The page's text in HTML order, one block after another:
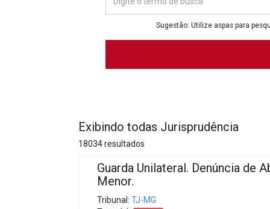
Sugestão: Utilize aspas para
Exibindo todas Jurisprudência
18034 resultados
Guarda Unilateral. Denúncia de
Menor.
Tribunal: TJ-MG